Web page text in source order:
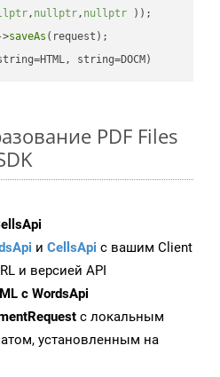
, nullptr, nullptr ))
saveAs (request);
string=DOCM)
PDF Files
и CellsApi с вашим Client
и версией API
с WordsApi
с локальным
установленным на